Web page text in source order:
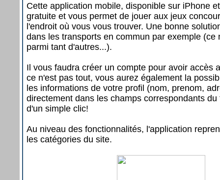
Cette application mobile, disponible sur iPhone
gratuite et vous permet de jouer aux jeux
l'endroit où vous vous trouver. Une bonne
dans les transports en commun par exemple (ce
parmi tant d'autres...).
Il vous faudra créer un compte pour avoir accès
ce n'est pas tout, vous aurez également la
les informations de votre profil (nom, prenom,
directement dans les champs correspondants
d'un simple clic!
Au niveau des fonctionnalités, l'application
les catégories du site.